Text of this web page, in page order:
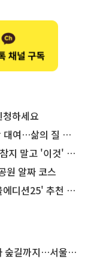
하세요
삶의 질 높인다
'이것' 해보세요!
원 알짜 코스
션25' 추천 코스
서울둘레길 15코스